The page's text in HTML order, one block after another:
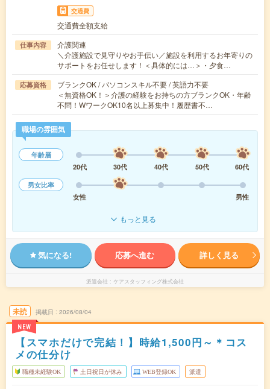
交通費
交通費全額支給
仕事内容
介護関連
＼介護施設で見守りやお手伝い／施設を利用するお年寄りの
サポートをお任せします！＜具体的には…＞・夕食…
応募資格
ブランクOK / パソコンスキル不要 / 英語力不要
＜無資格OK！＞介護の経験をお持ちの方ブランクOK・年齢
不問！WワークOK10名以上募集中！履歴書不…
職場の雰囲気
年齢層
20代
30代 40代 50代
60代
男女比率
女性
男性
もっと見る
気になる! 応募へ進む 詳しく見る
派遣会社 ケアスタッフィング株式会社
未読
NEW
掲載日 2026/08/04
【スマホだけで完結！】時給1,500円～＊コス
メの仕分け
職種未経験OK 土日祝日が休み WEB登録OK 派遣